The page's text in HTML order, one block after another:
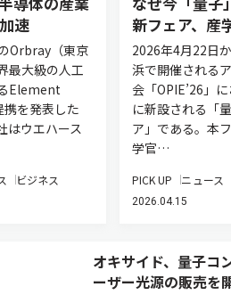
速
Orbray（東京
最大級の人工
Element
を発表した
はウエハース
ビジネス
新フェア、産
2026年4月22日
浜で開催される
会「OPIE’26」
に新設される「
ア」である。本
学官…
PICK UP ニュース
2026.04.15
オキサイド、量子コ
ーザー光源の販売を